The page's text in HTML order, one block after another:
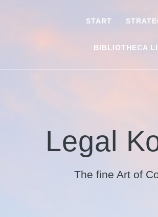
START
BIBLIOTHECA
Legal
The fine Art of